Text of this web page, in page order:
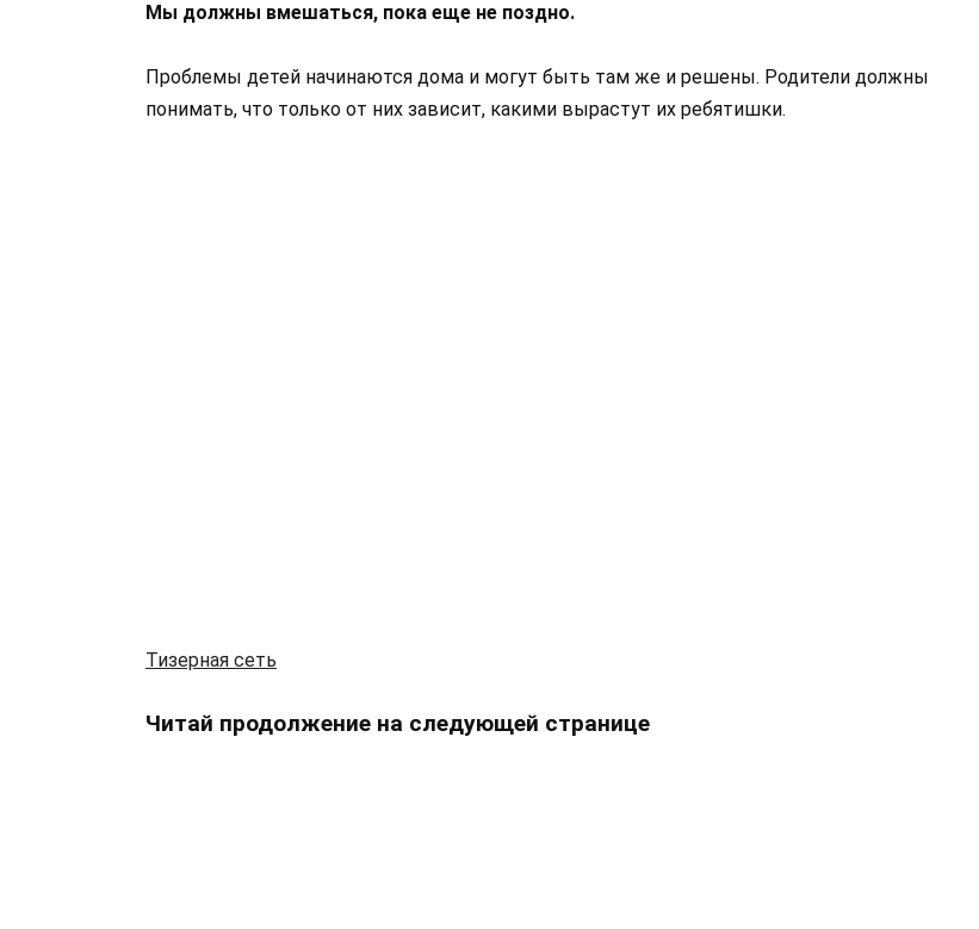
Мы должны вмешаться, пока еще не поздно.
Проблемы детей начинаются дома и могут быть там же и решены. Родители должны
понимать, что только от них зависит, какими вырастут их ребятишки.
Тизерная сеть
Читай продолжение на следующей странице